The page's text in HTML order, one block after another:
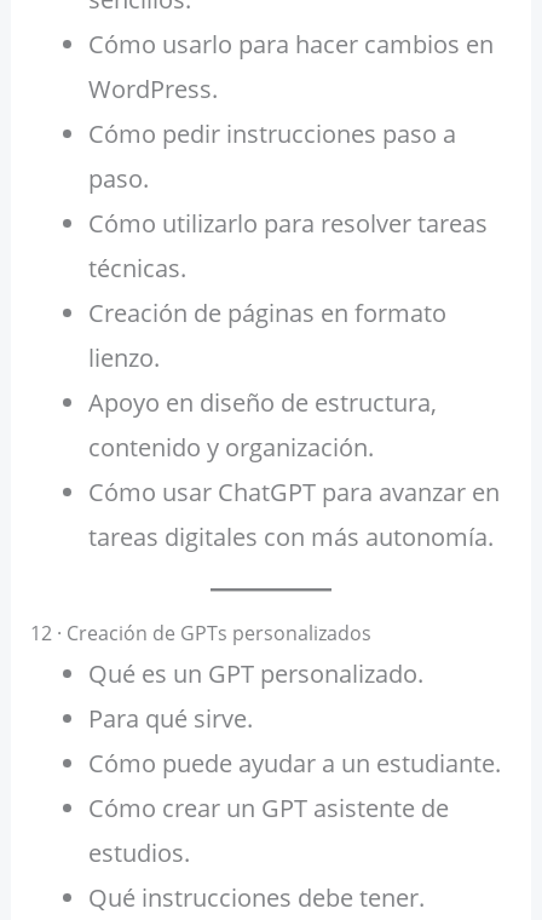
Cómo usarlo para hacer cambios en
WordPress.
Cómo pedir instrucciones paso a
paso.
Cómo utilizarlo para resolver tareas
técnicas.
Creación de páginas en formato
lienzo.
Apoyo en diseño de estructura,
contenido y organización.
Cómo usar ChatGPT para avanzar en
tareas digitales con más autonomía.
12 · Creación de GPTs personalizados
Qué es un GPT personalizado.
Para qué sirve.
Cómo puede ayudar a un estudiante.
Cómo crear un GPT asistente de
estudios.
Qué instrucciones debe tener.